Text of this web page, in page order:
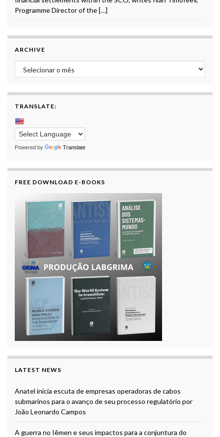
Programme Director of the […]
ARCHIVE
Archive
TRANSLATE:
Powered by Translate
FREE DOWNLOAD E-BOOKS
LATEST NEWS
Anatel inicia escuta de empresas operadoras de cabos
submarinos para o avanço de seu processo regulatório por
João Leonardo Campos
A guerra no Iêmen e seus impactos para a conjuntura do